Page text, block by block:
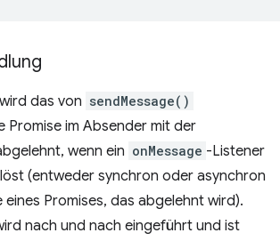
das von sendMessage()
Promise im Absender mit der
wenn ein onMessage -Listener
(entweder synchron oder asynchron
Promises, das abgelehnt wird).
nach und nach eingeführt und ist